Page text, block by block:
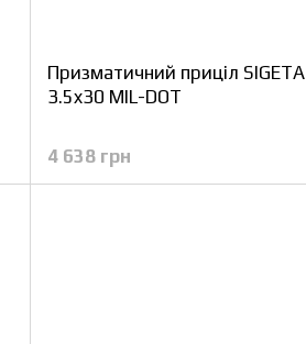
Призматичний приціл
3.5x30 MIL-DOT
4 638 грн